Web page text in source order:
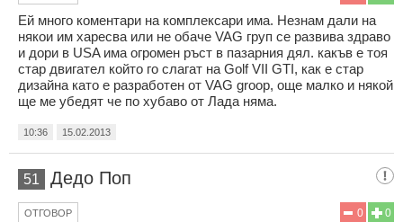
Ей много коментари на комплексари има. Незнам дали на
някои им харесва или не обаче VAG груп се развива здраво
и дори в USA има огромен ръст в пазарния дял. какъв е тоя
стар двигател който го слагат на Golf VII GTI, как е стар
дизайна като е разработен от VAG groop, още малко и някой
ще ме убедят че по хубаво от Лада няма.
10:36 15.02.2013
51 Дедо Поп
0
0
ОТГОВОР